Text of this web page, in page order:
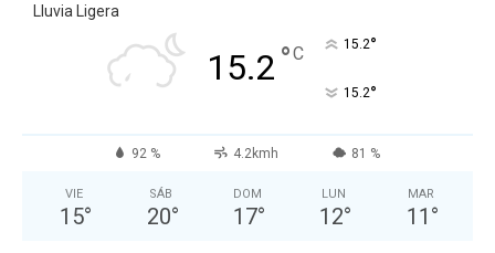
Lluvia Ligera
15.2 °C 15.2°
15.2°
92 % 4.2kmh 81 %
VIE
15°
SÁB
20°
DOM
17°
LUN
12°
MAR
11 °